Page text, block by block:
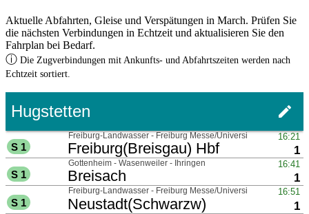
Aktuelle Abfahrten, Gleise und Verspätungen in March. Prüfen Sie
die nächsten Verbindungen in Echtzeit und aktualisieren Sie den
Fahrplan bei Bedarf.
ⓘ Die Zugverbindungen mit Ankunfts- und Abfahrtszeiten werden nach
Echtzeit sortiert.